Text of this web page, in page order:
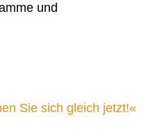
und
Sie sich gleich jetzt!